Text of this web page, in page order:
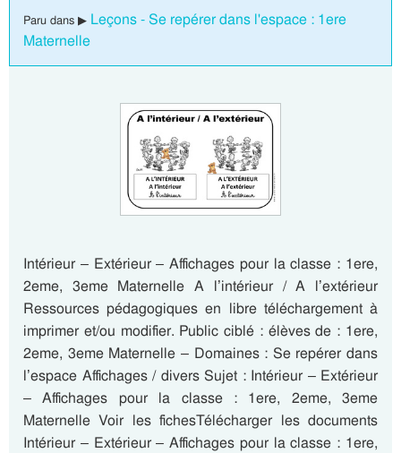
Paru dans ▶ Leçons - Se repérer dans l'espace : 1ere
Maternelle
Intérieur – Extérieur – Affichages pour la classe : 1ere,
2eme, 3eme Maternelle A l’intérieur / A l’extérieur
Ressources pédagogiques en libre téléchargement à
imprimer et/ou modifier. Public ciblé : élèves de : 1ere,
2eme, 3eme Maternelle – Domaines : Se repérer dans
l’espace Affichages / divers Sujet : Intérieur – Extérieur
– Affichages pour la classe : 1ere, 2eme, 3eme
Maternelle Voir les fichesTélécharger les documents
Intérieur – Extérieur – Affichages pour la classe : 1ere,